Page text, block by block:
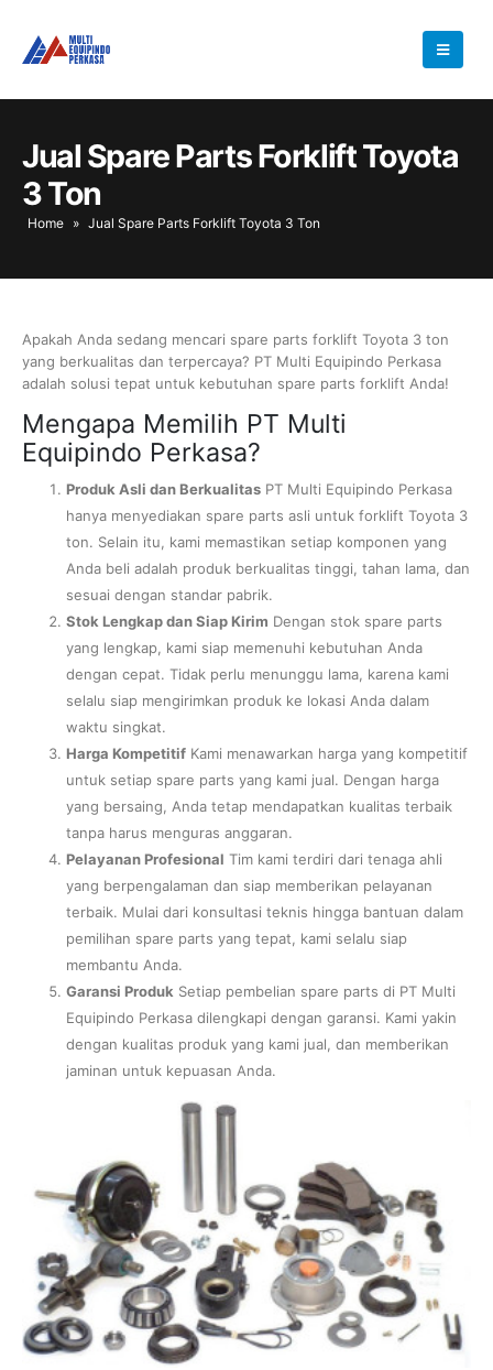
Jual Spare Parts Forklift Toyota
3 Ton
Home » Jual Spare Parts Forklift Toyota 3 Ton
Apakah Anda sedang mencari spare parts forklift Toyota 3 ton
yang berkualitas dan terpercaya? PT Multi Equipindo Perkasa
adalah solusi tepat untuk kebutuhan spare parts forklift Anda!
Mengapa Memilih PT Multi
Equipindo Perkasa?
Produk Asli dan Berkualitas PT Multi Equipindo Perkasa
hanya menyediakan spare parts asli untuk forklift Toyota 3
ton. Selain itu, kami memastikan setiap komponen yang
Anda beli adalah produk berkualitas tinggi, tahan lama, dan
sesuai dengan standar pabrik.
Stok Lengkap dan Siap Kirim Dengan stok spare parts
yang lengkap, kami siap memenuhi kebutuhan Anda
dengan cepat. Tidak perlu menunggu lama, karena kami
selalu siap mengirimkan produk ke lokasi Anda dalam
waktu singkat.
Harga Kompetitif Kami menawarkan harga yang kompetitif
untuk setiap spare parts yang kami jual. Dengan harga
yang bersaing, Anda tetap mendapatkan kualitas terbaik
tanpa harus menguras anggaran.
Pelayanan Profesional Tim kami terdiri dari tenaga ahli
yang berpengalaman dan siap memberikan pelayanan
terbaik. Mulai dari konsultasi teknis hingga bantuan dalam
pemilihan spare parts yang tepat, kami selalu siap
membantu Anda.
Garansi Produk Setiap pembelian spare parts di PT Multi
Equipindo Perkasa dilengkapi dengan garansi. Kami yakin
dengan kualitas produk yang kami jual, dan memberikan
jaminan untuk kepuasan Anda.